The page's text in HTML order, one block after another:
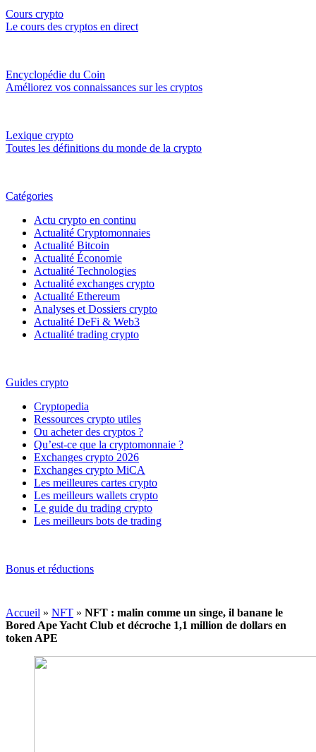
Cours crypto
Le cours des cryptos en direct
Encyclopédie du Coin
Améliorez vos connaissances sur les cryptos
Lexique crypto
Toutes les définitions du monde de la crypto
Catégories
Actu crypto en continu
Actualité Cryptomonnaies
Actualité Bitcoin
Actualité Économie
Actualité Technologies
Actualité exchanges crypto
Actualité Ethereum
Analyses et Dossiers crypto
Actualité DeFi & Web3
Actualité trading crypto
Guides crypto
Cryptopedia
Ressources crypto utiles
Ou acheter des cryptos ?
Qu’est-ce que la cryptomonnaie ?
Exchanges crypto 2026
Exchanges crypto MiCA
Les meilleures cartes crypto
Les meilleurs wallets crypto
Le guide du trading crypto
Les meilleurs bots de trading
Bonus et réductions
Accueil » NFT » NFT : malin comme un singe, il banane le
Bored Ape Yacht Club et décroche 1,1 million de dollars en
token APE